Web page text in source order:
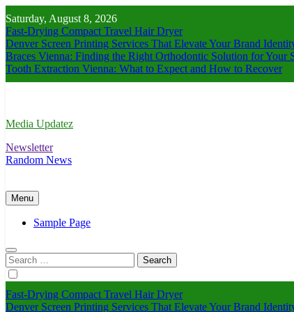
to
content
Saturday, August 8, 2026
Fast-Drying Compact Travel Hair Dryer
Denver Screen Printing Services That Elevate Your Brand
Braces Vienna: Finding the Right Orthodontic Solution for Your
Tooth Extraction Vienna: What to Expect and How to Recover
Media Updatez
Newsletter
Random News
Menu
Sample Page
Search
for:
Fast-Drying Compact Travel Hair Dryer
Denver Screen Printing Services That Elevate Your Brand